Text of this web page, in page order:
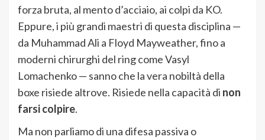
forza bruta, al mento d’acciaio, ai colpi da KO.
Eppure, i più grandi maestri di questa disciplina —
da Muhammad Ali a Floyd Mayweather, fino a
moderni chirurghi del ring come Vasyl
Lomachenko — sanno che la vera nobiltà della
boxe risiede altrove. Risiede nella capacità di non
farsi colpire.
Ma non parliamo di una difesa passiva o